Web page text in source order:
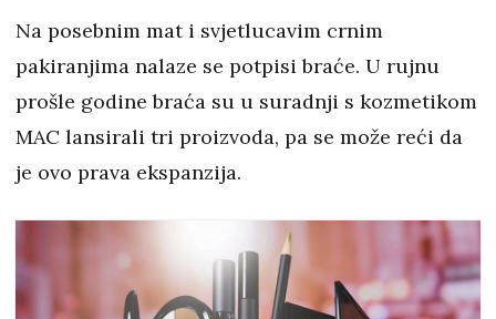
Na posebnim mat i svjetlucavim crnim
pakiranjima nalaze se potpisi braće. U rujnu
prošle godine braća su u suradnji s kozmetikom
MAC lansirali tri proizvoda, pa se može reći da
je ovo prava ekspanzija.